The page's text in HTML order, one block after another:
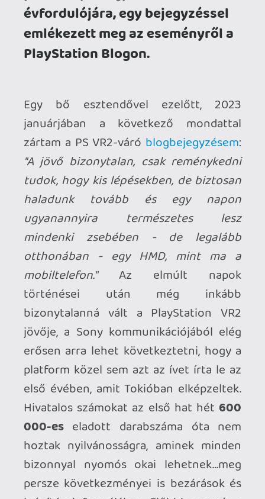
"A jövő bizonytalan, csak reménykedni
tudok, hogy kis lépésekben, de biztosan
haladunk tovább és egy napon
ugyanannyira természetes lesz
mobiltelefon."
Az elmúlt napok
történései után még inkább
bizonytalanná vált a PlayStation VR2
jövője, a Sony kommunikációjából elég
erősen arra lehet következtetni, hogy a
platform közel sem azt az ívet írta le az
első évében, amit Tokióban elképzeltek.
Hivatalos számokat az első hat hét
600
000-eseladott darabszáma óta nem
hoztak nyilvánosságra, aminek minden
persze következményei is bezárások és
leépítések formájában. Előbbi sors vár a
London Studio-ra, akiknek az EyeToy és a
SingStar sorozatok után az első
PlayStation VR támogatásában is kiemelt
szerepük volt: a bundle-ben is kapható,
kisebb lélegzetvételű VR-játékot kínáló
sok játékosnak
jelentette az első elmerülést a virtuális
valóságokban, majd a gyűjtemény
“London Heist” epizódjából 2019-ben egy
teljes értékű exkluzív VR-akciójátékot
kaptunkBlood & Truth címmel.
Jobban ékesíti a car-t